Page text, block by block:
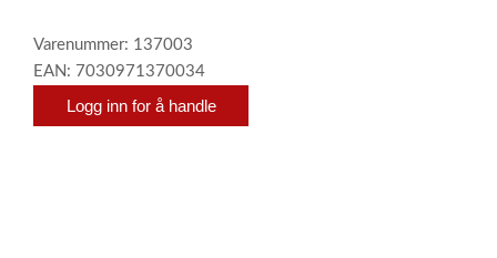
Varenummer: 137003
EAN: 7030971370034
Logg inn for å handle